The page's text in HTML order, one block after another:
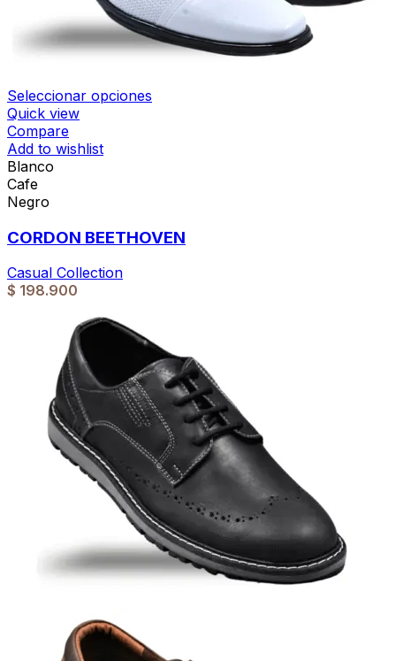
Seleccionar opciones
Quick view
Compare
Add to wishlist
Blanco
Cafe
Negro
CORDON BEETHOVEN
Casual Collection
$ 198.900